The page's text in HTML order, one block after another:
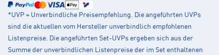
*UVP = Unverbindliche Preisempfehlung. Die angeführten UVPs
sind die aktuellen vom Hersteller unverbindlich empfohlenen
Listenpreise. Die angeführten Set-UVPs ergeben sich aus der
Summe der unverbindlichen Listenpreise der im Set enthaltenen